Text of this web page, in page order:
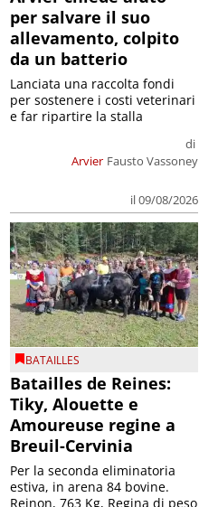
per salvare il suo
allevamento, colpito
da un batterio
Arvier
di
Fausto Vassoney
il 09/08/2026
Lanciata una raccolta fondi
per sostenere i costi veterinari
e far ripartire la stalla
BATAILLES
Batailles de Reines:
Tiky, Alouette e
Amoureuse regine a
Breuil-Cervinia
Per la seconda eliminatoria
estiva, in arena 84 bovine.
Reinon, 763 Kg, Regina di peso